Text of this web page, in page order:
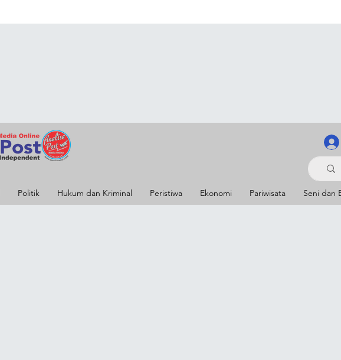
Politik Hukum dan Kriminal Peristiwa Ekonomi Pariwisata Seni dan